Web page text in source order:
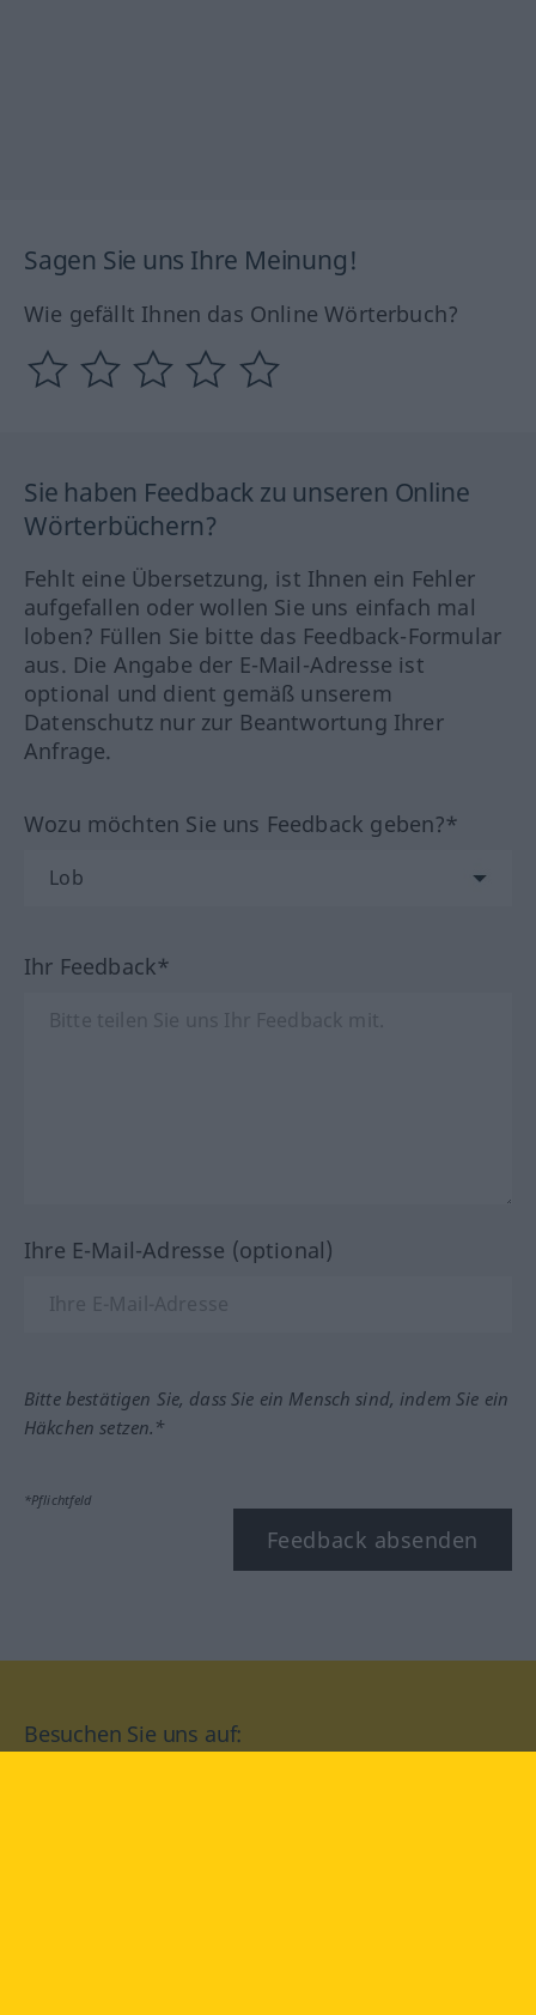
Sagen Sie uns Ihre Meinung!
Wie gefällt Ihnen das Online Wörterbuch?
Sie haben Feedback zu unseren Online
Wörterbüchern?
Fehlt eine Übersetzung, ist Ihnen ein Fehler
aufgefallen oder wollen Sie uns einfach mal
loben? Füllen Sie bitte das Feedback-Formular
aus. Die Angabe der E-Mail-Adresse ist
optional und dient gemäß unserem
Datenschutz nur zur Beantwortung Ihrer
Anfrage.
Wozu möchten Sie uns Feedback geben?*
Ihr Feedback*
Ihre E-Mail-Adresse (optional)
Bitte bestätigen Sie, dass Sie ein Mensch sind, indem Sie ein
Häkchen setzen.*
*Pflichtfeld
Feedback absenden
Besuchen Sie uns auf: